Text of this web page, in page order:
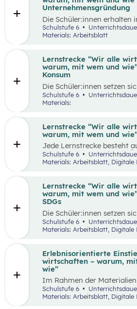
Runde zu Runde verbessern.
Unternehmensgründung
Die Schüler:innen erhalten
Gedankenexperiment die
Unternehmen unter
Business Model Canvas,
erfüllen wollen und treffen
Entscheidungen. Die Idee
Schulstufe 6
Materials: Arbeitsblatt
Lernstrecke “Wir alle
warum, mit wem und
Konsum
Die Schüler:innen setzen
Unterrichtsszenario mit
auseinander. Sie
Schulstufe 6
Materials:
Lernstrecke “Wir alle
warum, mit wem und
Jede Lernstrecke besteht
welches dazu dient einen
jeweilige Lernstrecke zu
Wissen und entwickeln
Einstellungen und
sie in ökonomisch
ökonomische
und Problemstellungen
beurteilen und erfolgreich
Schulstufe 6
Materials: Arbeitsblatt, Digitale
Lernstrecke “Wir alle
warum, mit wem und
SDGs
Die Schüler:innen setzen
Unterrichtsszenario mit den
Development Goals)
SDG und entdecken in
machen ein Foto davon.
Verbesserungsvorschläge
Schulstufe 6
Materials: Arbeitsblatt, Digitale
Erlebnisorientierte
wirtschaften – warum,
wie”
Im Rahmen der
“Grundlagen der
mögliche Einstiegsideen
Vorschläge zeichnen sich
Schulstufe 6
Materials: Arbeitsblatt, Digitale